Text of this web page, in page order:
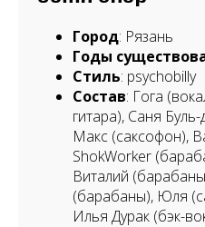
Город: Рязань
Годы
Стиль: psychobilly
Состав: Гога
гитара), Саня
Макс (саксофон),
ShokWorker
Виталий
(барабаны), Юля
Илья Дурак (бэк-